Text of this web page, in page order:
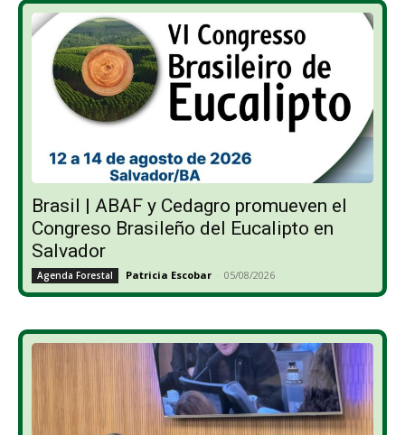
Brasil | ABAF y Cedagro promueven el
Congreso Brasileño del Eucalipto en
Salvador
Agenda Forestal Patricia Escobar - 05/08/2026